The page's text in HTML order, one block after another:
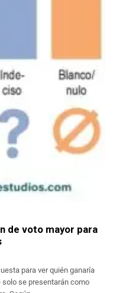
de voto mayor para
para ver quién ganaría
se presentarán como